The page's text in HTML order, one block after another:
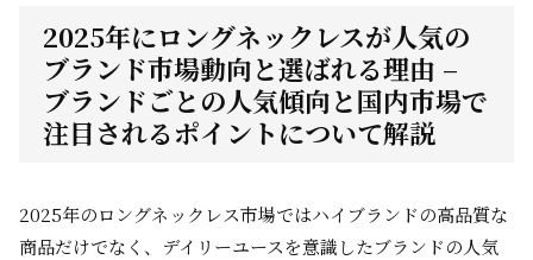
2025年にロングネックレスが人気の
ブランド市場動向と選ばれる理由 –
ブランドごとの人気傾向と国内市場で
注目されるポイントについて解説
2025年のロングネックレス市場ではハイブランドの高品質な
商品だけでなく、デイリーユースを意識したブランドの人気